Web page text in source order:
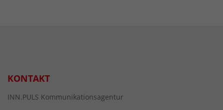
KONTAKT
INN.PULS Kommunikationsagentur